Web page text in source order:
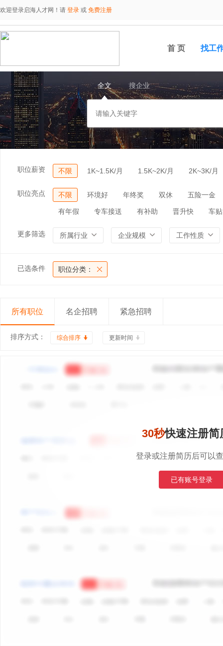
欢迎登录启海人才网！请 登录 或 免费注册
首 页 找工
全文 搜企业
职位薪资 不限 1K~1.5K/月 1.5K~2K/月 2K~3K/月
职位亮点 不限 环境好 年终奖 双休 五险一金
有年假 专车接送 有补助 晋升快 车贴
更多筛选 所属行业 企业规模 工作性质
已选条件 职位分类：
所有职位 名企招聘 紧急招聘
排序方式： 综合排序 更新时间
30秒快速注册简
登录或注册简历后可以
已有账号登录